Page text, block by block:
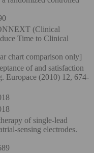
(Clinical
Time to Clinical
chart comparison only]
of and satisfaction
Europace (2010) 12, 674-
of single-lead
sensing electrodes.